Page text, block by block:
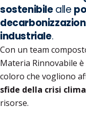
sostenibilealle
industriale.
Con un team
Materia Rinnovabile
coloro che vogliono
sfide della crisi
risorse.